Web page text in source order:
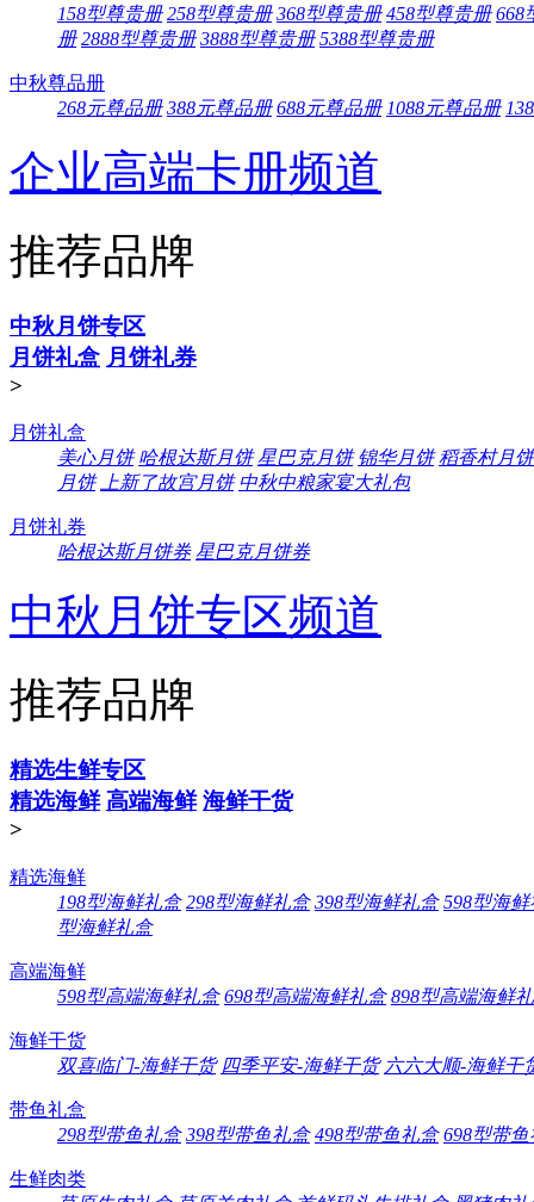
158型尊贵册 258型尊贵册 368型尊贵册 458型尊贵册 668
册 2888型尊贵册 3888型尊贵册 5388型尊贵册
中秋尊品册
268元尊品册 388元尊品册 688元尊品册 1088元尊品册
企业高端卡册频道
推荐品牌
中秋月饼专区
月饼礼盒 月饼礼券
>
月饼礼盒
美心月饼 哈根达斯月饼 星巴克月饼 锦华月饼 稻香村月饼
月饼
上新了故宫月饼 中秋中粮家宴大礼包
月饼礼券
哈根达斯月饼券 星巴克月饼券
中秋月饼专区频道
推荐品牌
精选生鲜专区
精选海鲜 高端海鲜 海鲜干货
>
精选海鲜
198型海鲜礼盒 298型海鲜礼盒 398型海鲜礼盒 598型海鲜
型海鲜礼盒
高端海鲜
598型高端海鲜礼盒 698型高端海鲜礼盒 898型高端海鲜
海鲜干货
双喜临门-海鲜干货 四季平安-海鲜干货 六六大顺-海鲜干
带鱼礼盒
298型带鱼礼盒 398型带鱼礼盒 498型带鱼礼盒 698型带鱼
生鲜肉类